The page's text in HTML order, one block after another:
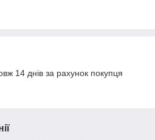
14 днів за рахунок покупця